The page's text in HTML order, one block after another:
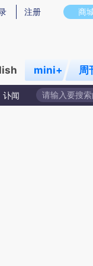
图存在偏差。不代表财
商
注册
mini+ 周
讣闻